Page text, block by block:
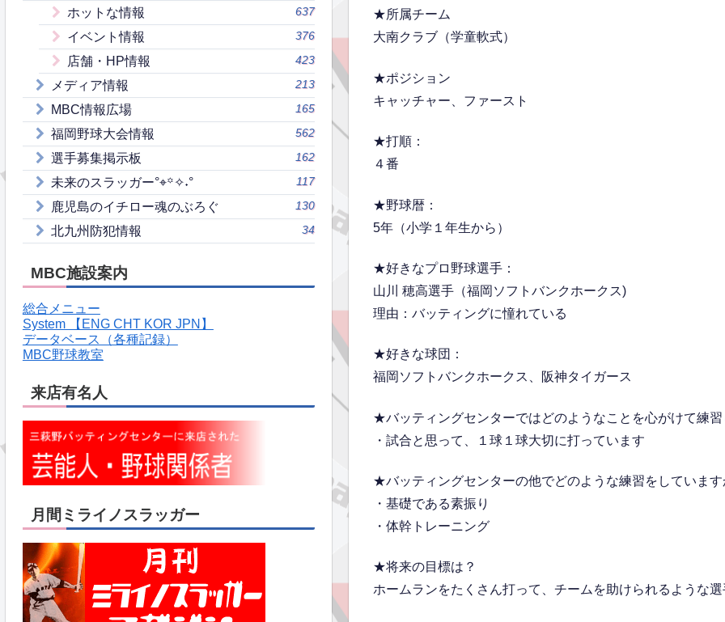
★所属チーム
大南クラブ（学童軟式）
★ポジション
キャッチャー、ファースト
★打順：
４番
★野球暦：
5年（小学１年生から）
★好きなプロ野球選手：
山川 穂高選手（福岡ソフトバンクホークス)
理由：バッティングに憧れている
★好きな球団：
福岡ソフトバンクホークス、阪神タイガース
★バッティングセンターではどのようなことを心がけて練習
・試合と思って、１球１球大切に打っています
★バッティングセンターの他でどのような練習をしています
・基礎である素振り
・体幹トレーニング
★将来の目標は？
ホームランをたくさん打って、チームを助けられるような
ホットな情報 637
イベント情報 376
店舗・HP情報 423
メディア情報 213
MBC情報広場 165
福岡野球大会情報 562
選手募集掲示板 162
未来のスラッガー°⌖꙳✧˖° 117
鹿児島のイチロー魂のぶろぐ 130
北九州防犯情報 34
MBC施設案内
総合メニュー
System 【ENG CHT KOR JPN】
データベース（各種記録）
MBC野球教室
来店有名人
月間ミライノスラッガー